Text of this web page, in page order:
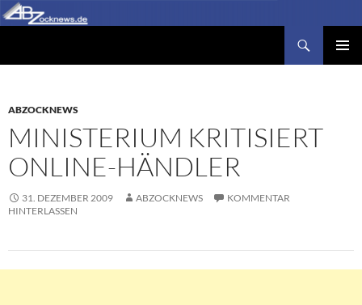
Zum
Inhalt
ABZOCKNEWS
MINISTERIUM KRITISIERT
ONLINE-HÄNDLER
31. DEZEMBER 2009 ABZOCKNEWS
KOMMENTAR
HINTERLASSEN